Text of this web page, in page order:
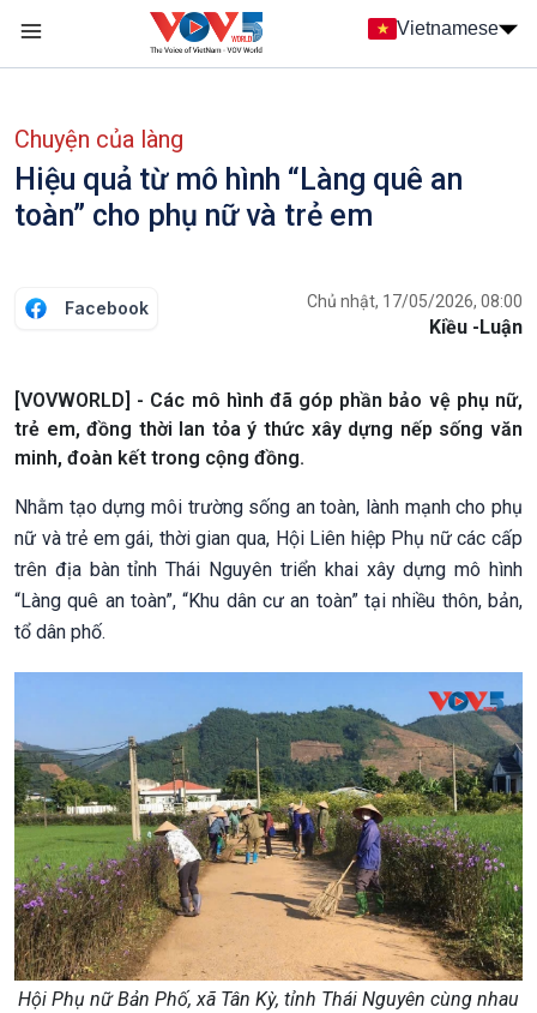
Nhảy đến nội dung
Vietnamese
Chuyện của làng
Hiệu quả từ mô hình “Làng quê an
toàn” cho phụ nữ và trẻ em
Facebook Chủ nhật, 17/05/2026, 08:00
Kiều -Luận
[VOVWORLD] - Các mô hình đã góp phần bảo vệ phụ nữ,
trẻ em, đồng thời lan tỏa ý thức xây dựng nếp sống văn
minh, đoàn kết trong cộng đồng.
Nhằm tạo dựng môi trường sống an toàn, lành mạnh cho phụ
nữ và trẻ em gái, thời gian qua, Hội Liên hiệp Phụ nữ các cấp
trên địa bàn tỉnh Thái Nguyên triển khai xây dựng mô hình
“Làng quê an toàn”, “Khu dân cư an toàn” tại nhiều thôn, bản,
tổ dân phố.
Hội Phụ nữ Bản Phố, xã Tân Kỳ, tỉnh Thái Nguyên cùng nhau